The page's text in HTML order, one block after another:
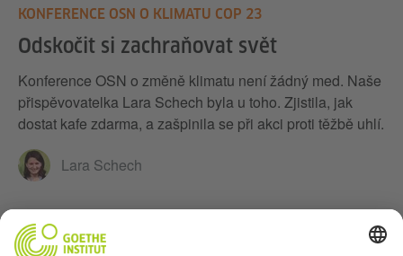
KONFERENCE OSN O KLIMATU COP 23
Odskočit si zachraňovat svět
Konference OSN o změně klimatu není žádný med. Naše
přispěvovatelka Lara Schech byla u toho. Zjistila, jak
dostat kafe zdarma, a zašpinila se při akci proti těžbě uhlí.
Lara Schech